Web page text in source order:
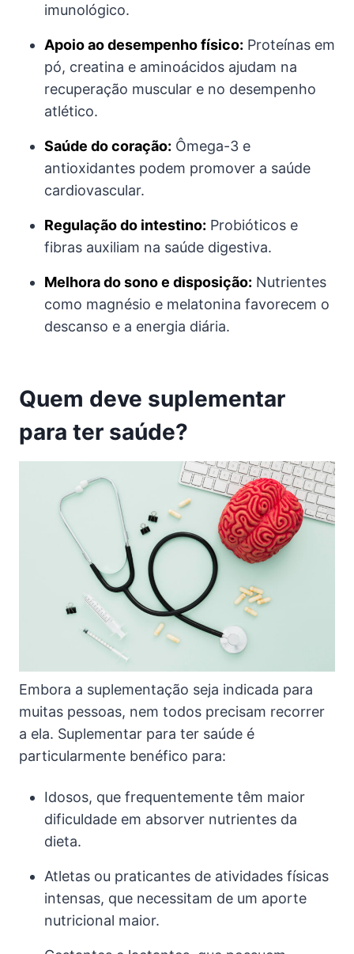
imunológico.
Apoio ao desempenho físico: Proteínas em
pó, creatina e aminoácidos ajudam na
recuperação muscular e no desempenho
atlético.
Saúde do coração: Ômega-3 e
antioxidantes podem promover a saúde
cardiovascular.
Regulação do intestino: Probióticos e
fibras auxiliam na saúde digestiva.
Melhora do sono e disposição: Nutrientes
como magnésio e melatonina favorecem o
descanso e a energia diária.
Quem deve suplementar
para ter saúde?
Embora a suplementação seja indicada para
muitas pessoas, nem todos precisam recorrer
a ela. Suplementar para ter saúde é
particularmente benéfico para:
Idosos, que frequentemente têm maior
dificuldade em absorver nutrientes da
dieta.
Atletas ou praticantes de atividades físicas
intensas, que necessitam de um aporte
nutricional maior.